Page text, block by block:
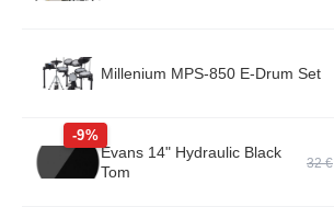
Millenium MPS-850 E-Drum Set
-9%
Evans 14" Hydraulic Black
Tom
32 €